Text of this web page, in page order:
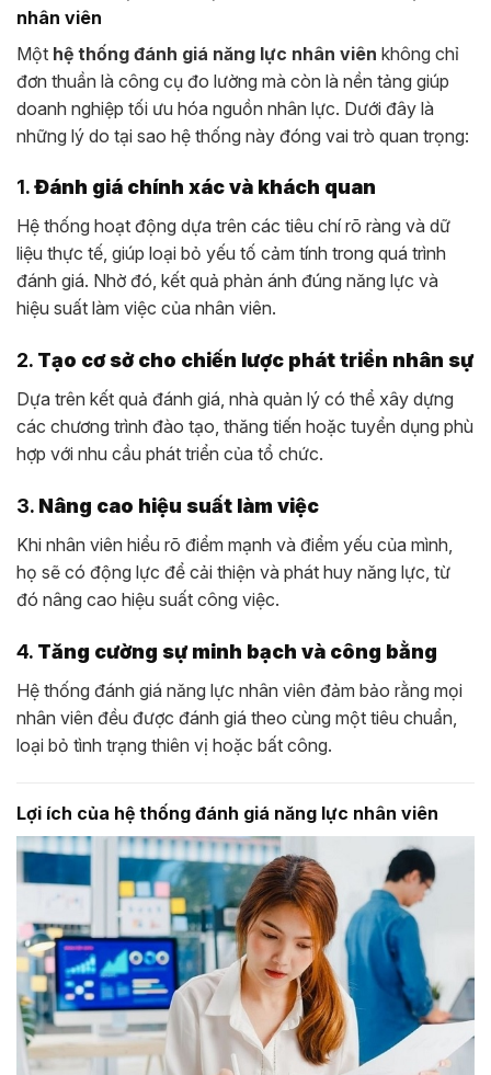
nhân viên
Một hệ thống đánh giá năng lực nhân viên không chỉ
đơn thuần là công cụ đo lường mà còn là nền tảng giúp
doanh nghiệp tối ưu hóa nguồn nhân lực. Dưới đây là
những lý do tại sao hệ thống này đóng vai trò quan trọng:
1.Đánh giá chính xác và khách quan
Hệ thống hoạt động dựa trên các tiêu chí rõ ràng và dữ
liệu thực tế, giúp loại bỏ yếu tố cảm tính trong quá trình
đánh giá. Nhờ đó, kết quả phản ánh đúng năng lực và
hiệu suất làm việc của nhân viên.
2. Tạo cơ sở cho chiến lược phát triển nhân sự
Dựa trên kết quả đánh giá, nhà quản lý có thể xây dựng
các chương trình đào tạo, thăng tiến hoặc tuyển dụng phù
hợp với nhu cầu phát triển của tổ chức.
3. Nâng cao hiệu suất làm việc
Khi nhân viên hiểu rõ điểm mạnh và điểm yếu của mình,
họ sẽ có động lực để cải thiện và phát huy năng lực, từ
đó nâng cao hiệu suất công việc.
4. Tăng cường sự minh bạch và công bằng
Hệ thống đánh giá năng lực nhân viên đảm bảo rằng mọi
nhân viên đều được đánh giá theo cùng một tiêu chuẩn,
loại bỏ tình trạng thiên vị hoặc bất công.
Lợi ích của hệ thống đánh giá năng lực nhân viên